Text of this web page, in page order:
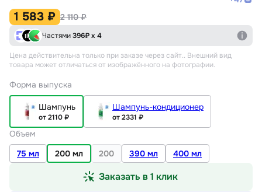
1 583 ₽ 2 110 ₽
Частями396₽ х 4
Цена действительна только при заказе через сайт.. Внешний вид
товара может отличаться от изображённого на фотографии.
Форма выпуска
Шампунь
от 2110 ₽
Шампунь-кондиционер
от 2331 ₽
Объем
75 мл
200 мл 200 390 мл 400 мл
Заказать в 1 клик